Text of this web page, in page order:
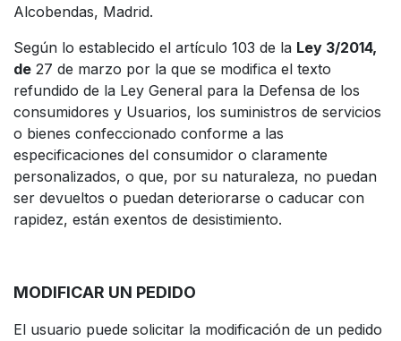
Alcobendas, Madrid.
Según lo establecido el artículo 103 de la Ley 3/2014,
de 27 de marzo por la que se modifica el texto
refundido de la Ley General para la Defensa de los
consumidores y Usuarios, los suministros de servicios
o bienes confeccionado conforme a las
especificaciones del consumidor o claramente
personalizados, o que, por su naturaleza, no puedan
ser devueltos o puedan deteriorarse o caducar con
rapidez, están exentos de desistimiento.
MODIFICAR UN PEDIDO
El usuario puede solicitar la modificación de un pedido